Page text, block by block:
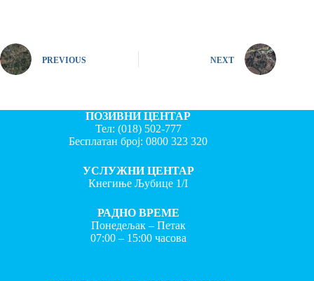
PREVIOUS NEXT
ПОЗИВНИ ЦЕНТАР
Тел: (018) 502-777
Бесплатан број:0800 323 320
УСЛУЖНИ ЦЕНТАР
Кнегиње Љубице 1/I
РАДНО ВРЕМЕ
Понедељак – Петак
07:00 – 15:00 часова